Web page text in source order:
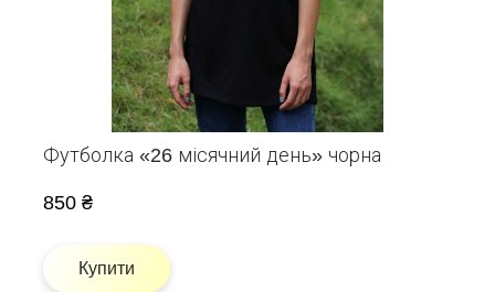
Футболка «26 місячний день» чорна
850 ₴
Купити